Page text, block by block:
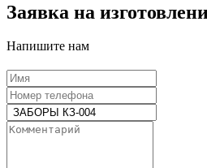
Заявка на
Напишите нам